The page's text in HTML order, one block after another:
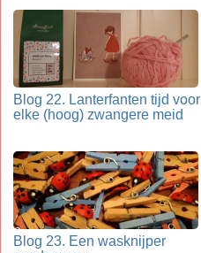
Blog 22. Lanterfanten tijd voor
elke (hoog) zwangere meid
Blog 23. Een wasknijper